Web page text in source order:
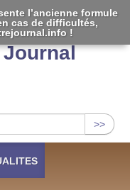
>>
l’ancienne formule
cas de difficultés,
!